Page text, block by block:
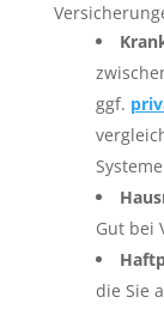
ggf.
Gut bei
die Sie